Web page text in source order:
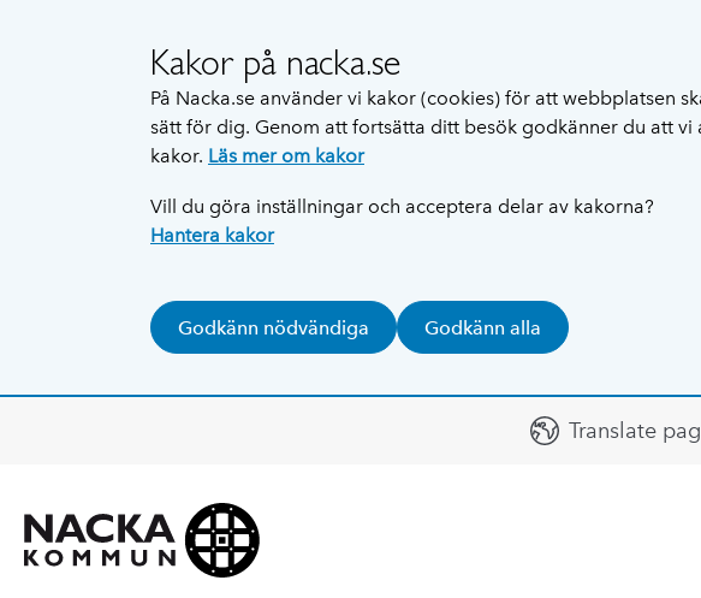
Kakor på nacka.se
På Nacka.se använder vi kakor (cookies) för att webbplatsen
sätt för dig. Genom att fortsätta ditt besök godkänner du att vi
kakor. Läs mer om kakor
Vill du göra inställningar och acceptera delar av kakorna?
Hantera kakor
Godkänn nödvändiga Godkänn alla
Translate